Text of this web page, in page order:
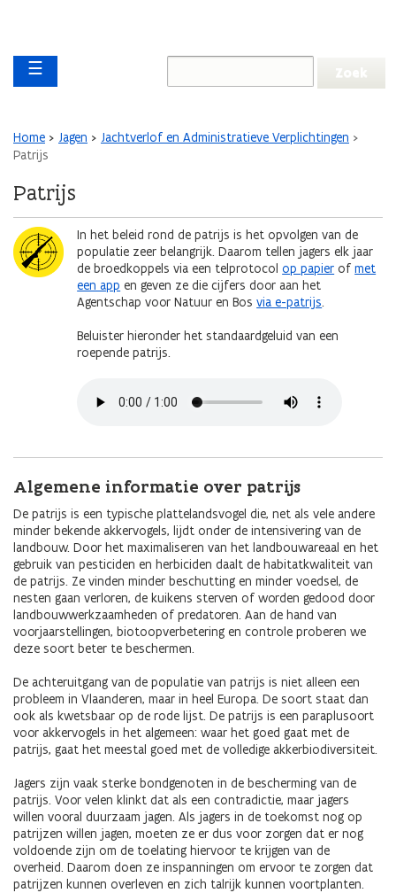
gaan
Main navigation
☰
Kruimelpad
Home Jagen
Jachtverlof en Administratieve Verplichtingen
Patrijs
Patrijs
AfbeeldingIn het beleid rond de patrijs is het opvolgen van de
populatie zeer belangrijk. Daarom tellen jagers elk jaar
de broedkoppels via een telprotocol op papier ofmet
een app en geven ze die cijfers door aan het
Agentschap voor Natuur en Bosvia e-patrijs.
Beluister hieronder het standaardgeluid van een
roepende patrijs.
Algemene informatie over patrijs
De patrijs is een typische plattelandsvogel die, net als vele andere
minder bekende akkervogels, lijdt onder de intensivering van de
landbouw. Door het maximaliseren van het landbouwareaal en het
gebruik van pesticiden en herbiciden daalt de habitatkwaliteit van
de patrijs. Ze vinden minder beschutting en minder voedsel, de
nesten gaan verloren, de kuikens sterven of worden gedood door
landbouwwerkzaamheden of predatoren. Aan de hand van
voorjaarstellingen, biotoopverbetering en controle proberen we
deze soort beter te beschermen.
De achteruitgang van de populatie van patrijs is niet alleen een
probleem in Vlaanderen, maar in heel Europa. De soort staat dan
ook als kwetsbaar op de rode lijst. De patrijs is een paraplusoort
voor akkervogels in het algemeen: waar het goed gaat met de
patrijs, gaat het meestal goed met de volledige akkerbiodiversiteit.
Jagers zijn vaak sterke bondgenoten in de bescherming van de
patrijs. Voor velen klinkt dat als een contradictie, maar jagers
willen vooral duurzaam jagen. Als jagers in de toekomst nog op
patrijzen willen jagen, moeten ze er dus voor zorgen dat er nog
voldoende zijn om de toelating hiervoor te krijgen van de
overheid. Daarom doen ze inspanningen om ervoor te zorgen dat
patrijzen kunnen overleven en zich talrijk kunnen voortplanten.